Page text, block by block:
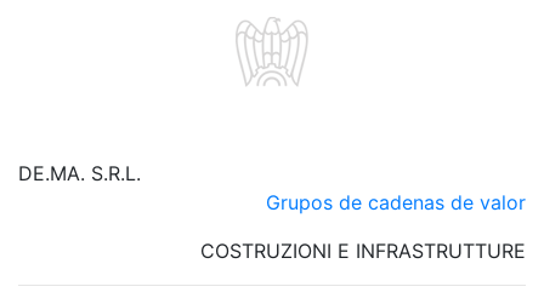
DE.MA. S.R.L.
Grupos de cadenas de valor
COSTRUZIONI E INFRASTRUTTURE